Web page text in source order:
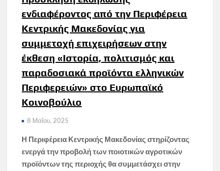
ενδιαφέροντος από την Περιφέρεια
Κεντρικής Μακεδονίας για
συμμετοχή επιχειρήσεων στην
έκθεση «Ιστορία, πολιτισμός και
παραδοσιακά προϊόντα ελληνικών
Περιφερειών» στο Ευρωπαϊκό
Κοινοβούλιο
8 Μαΐου, 2025
Η Περιφέρεια Κεντρικής Μακεδονίας στηρίζοντας
ενεργά την προβολή των ποιοτικών αγροτικών
προϊόντων της περιοχής θα συμμετάσχειστην